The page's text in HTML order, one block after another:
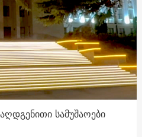
სამუშაოები